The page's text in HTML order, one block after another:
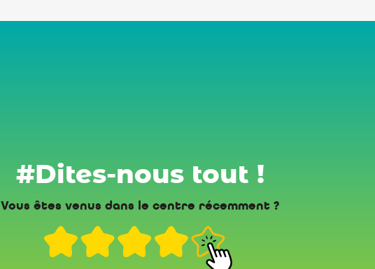
#Dites-nous tout !
Vous êtes venus dans le centre récemment ?